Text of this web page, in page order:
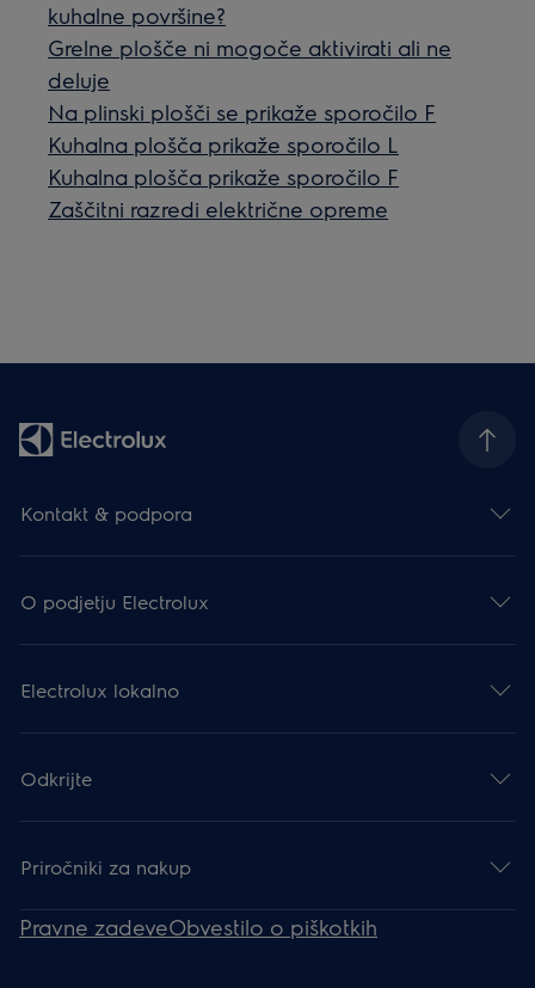
kuhalne površine?
Grelne plošče ni mogoče aktivirati ali ne
deluje
Na plinski plošči se prikaže sporočilo F
Kuhalna plošča prikaže sporočilo L
Kuhalna plošča prikaže sporočilo F
Zaščitni razredi električne opreme
Kontakt & podpora
O podjetju Electrolux
Electrolux lokalno
Odkrijte
Priročniki za nakup
Pravne zadeveObvestilo o piškotkih